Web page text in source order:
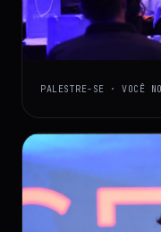
PALESTRE-SE · VOCÊ